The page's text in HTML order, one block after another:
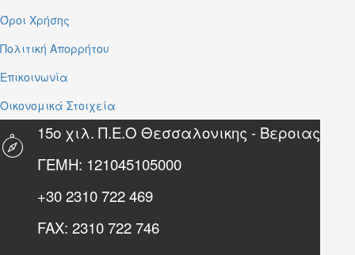
Όροι Χρήσης
Πολιτική Απορρήτου
Επικοινωνία
Οικονομικά Στοιχεία
15ο χιλ. Π.Ε.Ο Θεσσαλονικης - Βεροιας
ΓΕΜΗ: 121045105000
+302310 722 469
FAX: 2310 722 746